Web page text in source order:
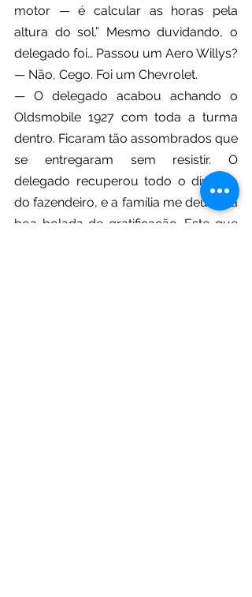
motor — é calcular as horas pela
altura do sol.” Mesmo duvidando, o
delegado foi… Passou um Aero Willys?
— Não, Cego. Foi um Chevrolet.
— O delegado acabou achando o
Oldsmobile 1927 com toda a turma
dentro. Ficaram tão assombrados que
se entregaram sem resistir. O
delegado recuperou todo o dinheiro
do fazendeiro, e a família me deu uma
boa bolada de gratificação. Este que